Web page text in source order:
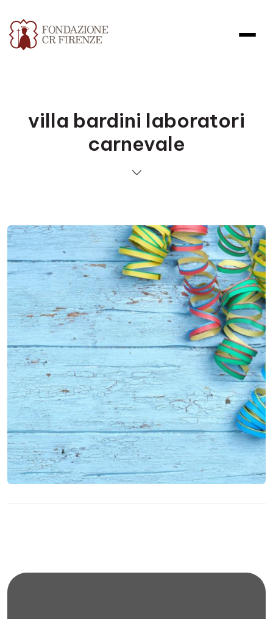
villa bardini laboratori
carnevale